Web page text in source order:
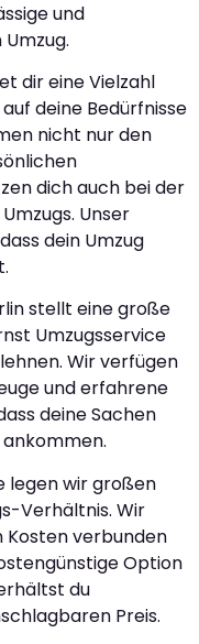
und
dir eine Vielzahl
deine Bedürfnisse
nicht nur den
dich auch bei der
Unser
dein Umzug
stellt eine große
Umzugsservice
Wir verfügen
und erfahrene
deine Sachen
legen wir großen
Verhältnis. Wir
Kosten verbunden
Option
du
Preis.